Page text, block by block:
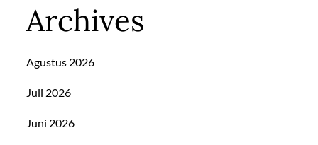
Archives
Agustus 2026
Juli 2026
Juni 2026